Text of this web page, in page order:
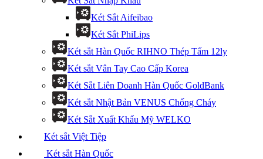
Két Sắt Aifeibao
Két Sắt PhiLips
Két sắt Hàn Quốc RIHNO Thép Tấm 12ly
Két sắt Vân Tay Cao Cấp Korea
Két Sắt Liên Doanh Hàn Quốc GoldBank
Két sắt Nhật Bản VENUS Chống Cháy
Két Sắt Xuất Khẩu Mỹ WELKO
Két sắt Việt Tiệp
Két sắt Hàn Quốc